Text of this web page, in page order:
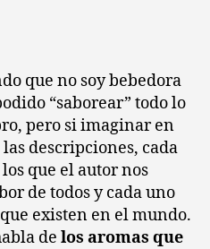
que no soy bebedora
“saborear” todo lo
pero si imaginar en
descripciones, cada
que el autor nos
de todos y cada uno
existen en el mundo.
de los aromas que